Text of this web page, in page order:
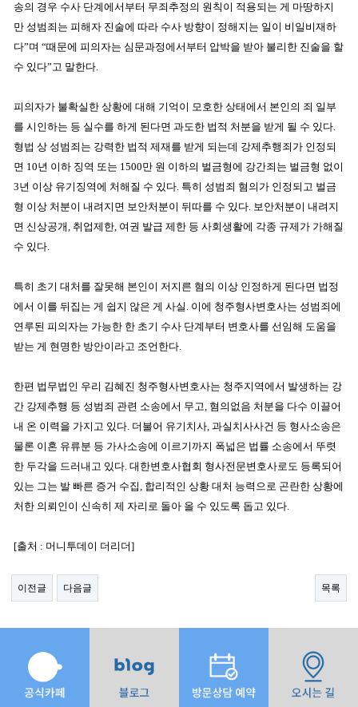
송의 경우 수사 단계에서부터 무죄추정의 원칙이 적용되는 게 마땅하지
만 성범죄는 피해자 진술에 따라 수사 방향이 정해지는 일이 비일비재하
다”며 “때문에 피의자는 심문과정에서부터 압박을 받아 불리한 진술을 할
수 있다”고 말한다.
피의자가 불확실한 상황에 대해 기억이 모호한 상태에서 본인의 죄 일부
를 시인하는 등 실수를 하게 된다면 과도한 법적 처분을 받게 될 수 있다.
형법 상 성범죄는 강력한 법적 제재를 받게 되는데 강제추행죄가 인정되
면 10년 이하 징역 또는 1500만 원 이하의 벌금형에 강간죄는 벌금형 없이
3년 이상 유기징역에 처해질 수 있다. 특히 성범죄 혐의가 인정되고 벌금
형 이상 처분이 내려지면 보안처분이 뒤따를 수 있다. 보안처분이 내려지
면 신상공개, 취업제한, 여권 발급 제한 등 사회생활에 각종 규제가 가해질
수 있다.
특히 초기 대처를 잘못해 본인이 저지른 혐의 이상 인정하게 된다면 법정
에서 이를 뒤집는 게 쉽지 않은 게 사실. 이에 청주형사변호사는 성범죄에
연루된 피의자는 가능한 한 초기 수사 단계부터 변호사를 선임해 도움을
받는 게 현명한 방안이라고 조언한다.
한편 법무법인 우리 김혜진 청주형사변호사는 청주지역에서 발생하는 강
간 강제추행 등 성범죄 관련 소송에서 무고, 혐의없음 처분을 다수 이끌어
내 온 이력을 가지고 있다. 더불어 유기치사, 과실치사사건 등 형사소송은
물론 이혼 유류분 등 가사소송에 이르기까지 폭넓은 법률 소송에서 뚜렷
한 두각을 드러내고 있다. 대한변호사협회 형사전문변호사로도 등록되어
있는 그는 발 빠른 증거 수집, 합리적인 상황 대처 능력으로 곤란한 상황에
처한 의뢰인이 신속히 제 자리로 돌아 올 수 있도록 돕고 있다.
[출처 : 머니투데이 더리더]
이전글 다음글 목록